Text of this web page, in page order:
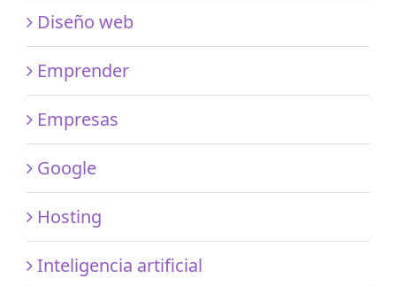
Diseño web
Emprender
Empresas
Google
Hosting
Inteligencia artificial